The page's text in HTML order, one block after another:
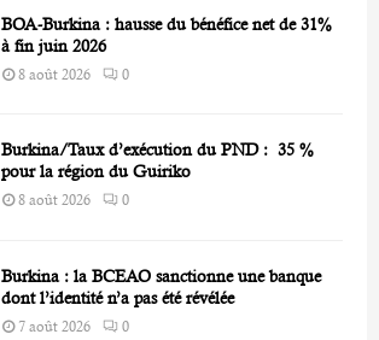
BOA-Burkina : hausse du bénéfice net de 31%
à fin juin 2026
8 août 2026 0
Burkina/Taux d’exécution du PND : 35 %
pour la région du Guiriko
8 août 2026 0
Burkina : la BCEAO sanctionne une banque
dont l’identité n’a pas été révélée
7 août 2026 0